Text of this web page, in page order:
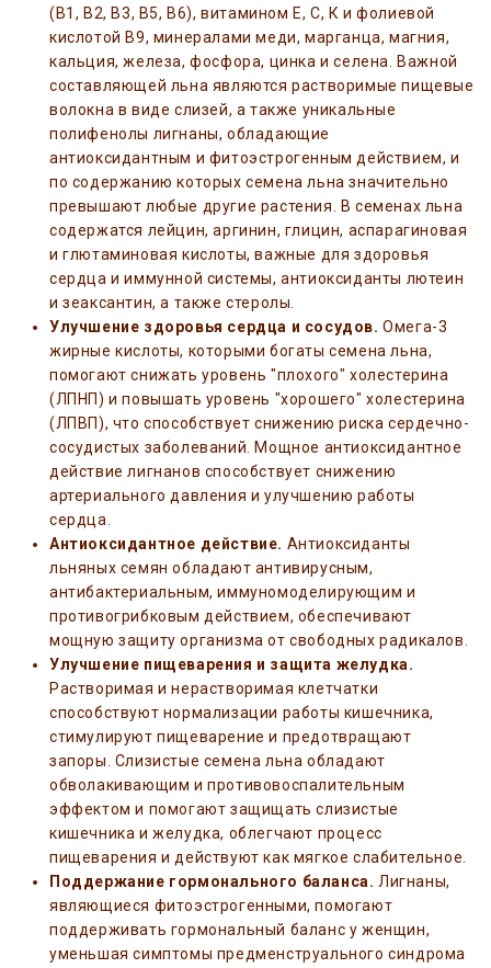
(B1, B2, B3, B5, B6), витамином E, С, К и фолиевой
кислотой В9, минералами меди, марганца, магния,
кальция, железа, фосфора, цинка и селена. Важной
составляющей льна являются растворимые пищевые
волокна в виде слизей, а также уникальные
полифенолы лигнаны, обладающие
антиоксидантным и фитоэстрогенным действием, и
по содержанию которых семена льна значительно
превышают любые другие растения. В семенах льна
содержатся лейцин, аргинин, глицин, аспарагиновая
и глютаминовая кислоты, важные для здоровья
сердца и иммунной системы, антиоксиданты лютеин
и зеаксантин, а также стеролы.
Улучшение здоровья сердца и сосудов. Омега-3
жирные кислоты, которыми богаты семена льна,
помогают снижать уровень "плохого" холестерина
(ЛПНП) и повышать уровень "хорошего" холестерина
(ЛПВП), что способствует снижению риска сердечно-
сосудистых заболеваний. Мощное антиоксидантное
действие лигнанов способствует снижению
артериального давления и улучшению работы
сердца.
Антиоксидантное действие. Антиоксиданты
льняных семян обладают антивирусным,
антибактериальным, иммуномоделирующим и
противогрибковым действием, обеспечивают
мощную защиту организма от свободных радикалов.
Улучшение пищеварения и защита желудка.
Растворимая и нерастворимая клетчатки
способствуют нормализации работы кишечника,
стимулируют пищеварение и предотвращают
запоры. Слизистые семена льна обладают
обволакивающим и противовоспалительным
эффектом и помогают защищать слизистые
кишечника и желудка, облегчают процесс
пищеварения и действуют как мягкое слабительное.
Поддержание гормонального баланса. Лигнаны,
являющиеся фитоэстрогенными, помогают
поддерживать гормональный баланс у женщин,
уменьшая симптомы предменструального синдрома